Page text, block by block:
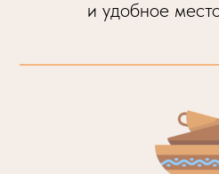
и удобное